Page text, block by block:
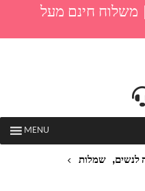
94.99שח | משלוח חינם מעל
MENU
לנשים, שמלות